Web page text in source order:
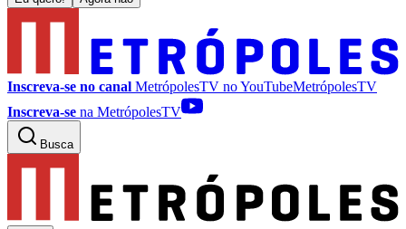
Inscreva-se no canal MetrópolesTV noYouTubeMetrópolesTV
Inscreva-se na MetrópolesTV
Busca